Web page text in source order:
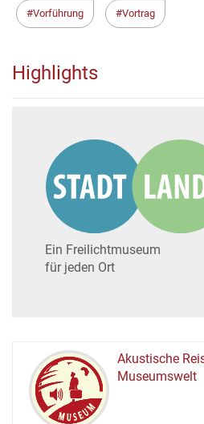
Vorführung Vortrag
Highlights
Ein Freilichtmuseum
für jeden Ort
MUSEUM
Akustische
Museumswelt